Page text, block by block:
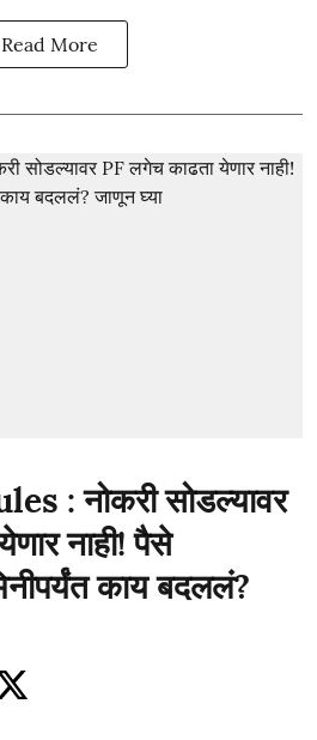
Read More
: नोकरी सोडल्यावर
नाही! पैसे
काय बदललं?